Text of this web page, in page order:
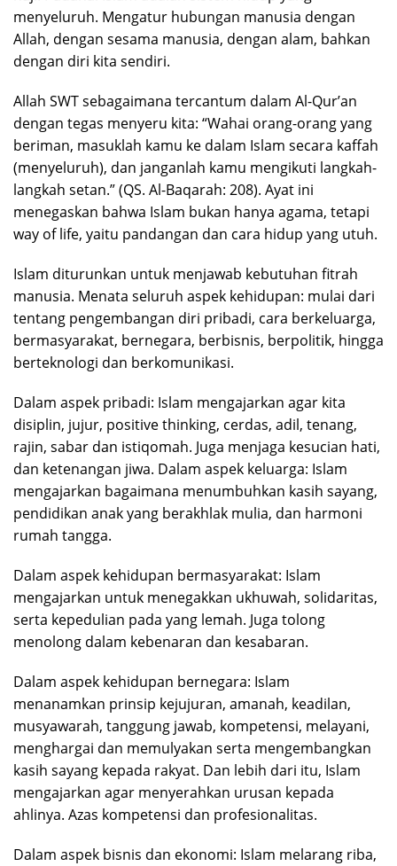
menyeluruh. Mengatur hubungan manusia dengan
Allah, dengan sesama manusia, dengan alam, bahkan
dengan diri kita sendiri.
Allah SWT sebagaimana tercantum dalam Al-Qur’an
dengan tegas menyeru kita: “Wahai orang-orang yang
beriman, masuklah kamu ke dalam Islam secara kaffah
(menyeluruh), dan janganlah kamu mengikuti langkah-
langkah setan.” (QS. Al-Baqarah: 208). Ayat ini
menegaskan bahwa Islam bukan hanya agama, tetapi
way of life, yaitu pandangan dan cara hidup yang utuh.
Islam diturunkan untuk menjawab kebutuhan fitrah
manusia. Menata seluruh aspek kehidupan: mulai dari
tentang pengembangan diri pribadi, cara berkeluarga,
bermasyarakat, bernegara, berbisnis, berpolitik, hingga
berteknologi dan berkomunikasi.
Dalam aspek pribadi: Islam mengajarkan agar kita
disiplin, jujur, positive thinking, cerdas, adil, tenang,
rajin, sabar dan istiqomah. Juga menjaga kesucian hati,
dan ketenangan jiwa. Dalam aspek keluarga: Islam
mengajarkan bagaimana menumbuhkan kasih sayang,
pendidikan anak yang berakhlak mulia, dan harmoni
rumah tangga.
Dalam aspek kehidupan bermasyarakat: Islam
mengajarkan untuk menegakkan ukhuwah, solidaritas,
serta kepedulian pada yang lemah. Juga tolong
menolong dalam kebenaran dan kesabaran.
Dalam aspek kehidupan bernegara: Islam
menanamkan prinsip kejujuran, amanah, keadilan,
musyawarah, tanggung jawab, kompetensi, melayani,
menghargai dan memulyakan serta mengembangkan
kasih sayang kepada rakyat. Dan lebih dari itu, Islam
mengajarkan agar menyerahkan urusan kepada
ahlinya. Azas kompetensi dan profesionalitas.
Dalam aspek bisnis dan ekonomi: Islam melarang riba,